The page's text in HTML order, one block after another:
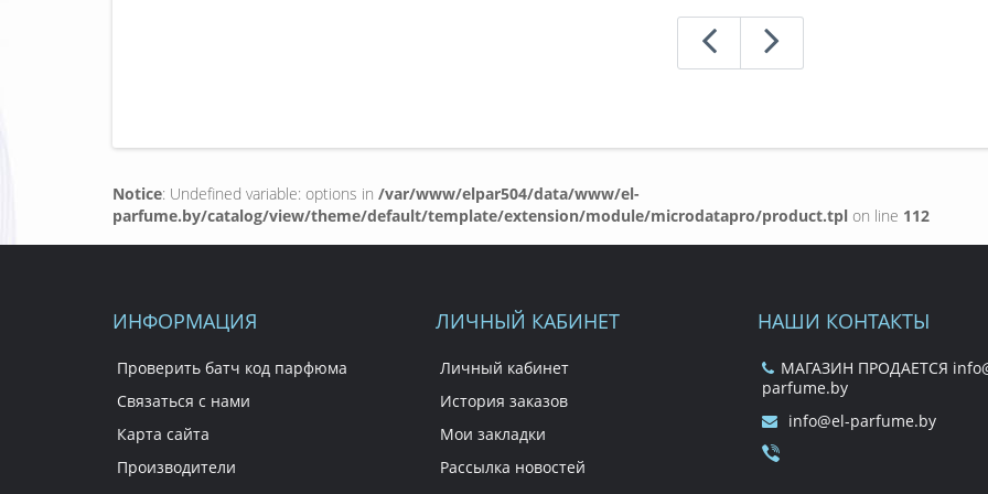
Notice: Undefined variable: options in /var/www/elpar504/data/www/el-
parfume.by/catalog/view/theme/default/template/extension/module/microdatapro/product.tpl on line 112
ИНФОРМАЦИЯ
Проверить батч код парфюма
Связаться с нами
Карта сайта
Производители
ЛИЧНЫЙ КАБИНЕТ
Личный кабинет
История заказов
Мои закладки
Рассылка новостей
НАШИ КОНТАКТЫ
МАГАЗИН ПРОДАЕТСЯ
parfume.by
info@el-parfume.by